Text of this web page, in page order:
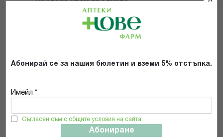
Абонирай се за нашия бюлетин и вземи 5% отстъпка.
Имейл *
Съгласен съм с общите условия на сайта
Абониране
Препоръчвам продукта
Прочетох и се съгласявам с
Общите условия и политиката за